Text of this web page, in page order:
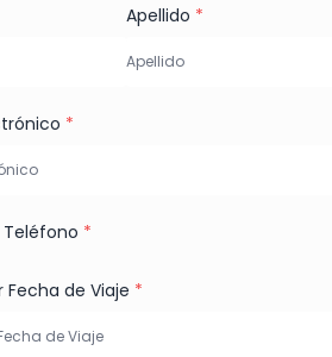
Apellido *
*
*
Fecha de Viaje *